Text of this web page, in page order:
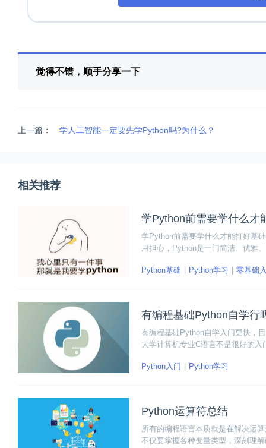
觉得不错，顺手分享一下
上一篇： 学人工智能一定要先学Python吗?为什么？
相关推荐
学Python前需要学什么才
学Python前需要学什么才能打好基
用担心，Python是一门简洁、优雅
Python基础 Python学习 零基础
有编程基础Python自学行
有编程基础Python自学入门更快，
大学计算机专业C语言不是很好的
Python入门
Python学习
Python运算符总结
所有的编程语言本质就是在解决运
不仅要掌握各种变量类型，深刻理